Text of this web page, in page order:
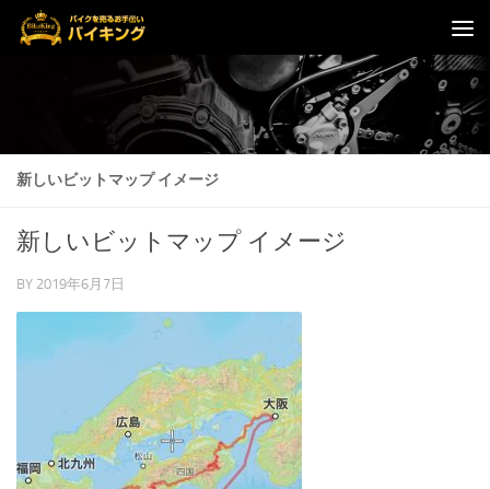
コンテンツへスキップ
新しいビットマップ イメージ
新しいビットマップ イメージ
BY 2019年6月7日